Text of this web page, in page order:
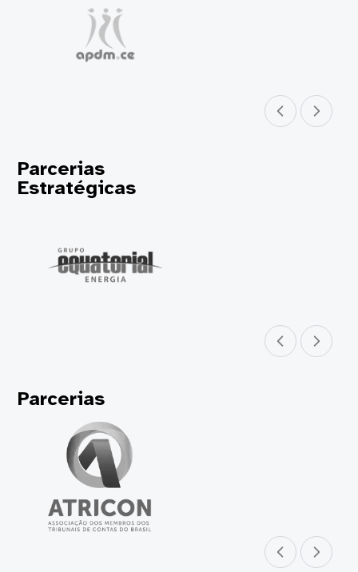
Parceiro anterior
Próximo
Parcerias
Estratégicas
Parceiro anterior
Próximo
Parcerias
Parceiro anterior
Próximo